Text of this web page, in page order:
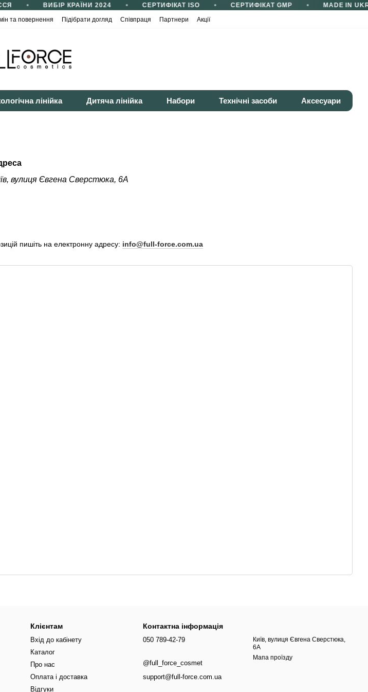
ВИБІР КРАЇНИ 2024 СЕРТИФІКАТ ISO СЕРТИФІКАТ GMP
MADE IN
та повернення Підібрати догляд Співпраця Партнери
Акції
лінійка Дитяча лінійка Набори Технічні засоби Аксесуари
вулиця Євгена Сверстюка, 6А
пишіть на електронну адресу: info@full-force.com.ua
Клієнтам
Вхід до кабінету
Каталог
Про нас
Оплата і доставка
Відгуки
Контактна інформація
050 789-42-79
@full_force_cosmet
support@full-force.com.ua
Київ, вулиця Євгена Сверстюка,
6А
Мапа проїзду